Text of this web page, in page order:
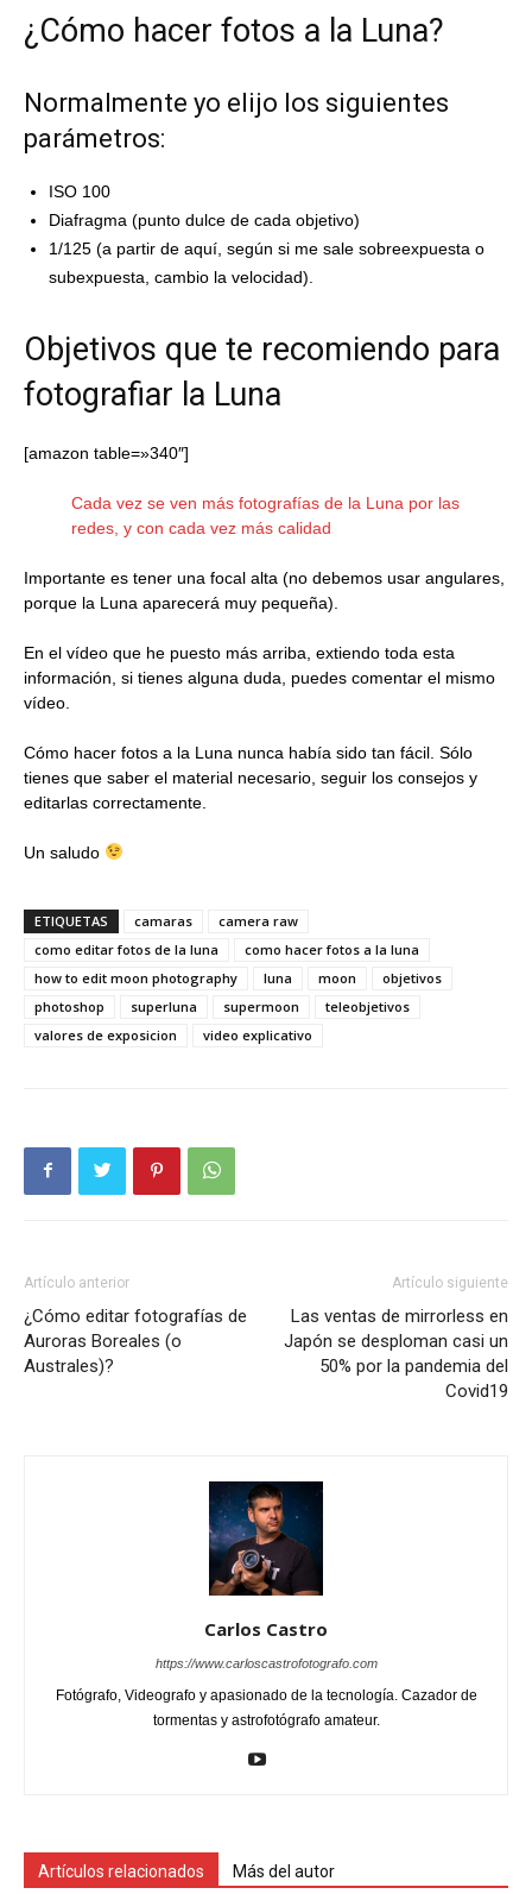
¿Cómo hacer fotos a la Luna?
Normalmente yo elijo los siguientes
parámetros:
ISO 100
Diafragma (punto dulce de cada objetivo)
1/125 (a partir de aquí, según si me sale sobreexpuesta o
subexpuesta, cambio la velocidad).
Objetivos que te recomiendo para
fotografiar la Luna
[amazon table=»340″]
Cada vez se ven más fotografías de la Luna por las
redes, y con cada vez más calidad
Importante es tener una focal alta (no debemos usar angulares,
porque la Luna aparecerá muy pequeña).
En el vídeo que he puesto más arriba, extiendo toda esta
información, si tienes alguna duda, puedes comentar el mismo
vídeo.
Cómo hacer fotos a la Luna nunca había sido tan fácil. Sólo
tienes que saber el material necesario, seguir los consejos y
editarlas correctamente.
Un saludo
ETIQUETAS camaras
camera raw
como editar fotos de la luna
como hacer fotos a la luna
how to edit moon photography
luna moon
objetivos
photoshop
superluna supermoon
teleobjetivos
valores de exposicion
video explicativo
Artículo anterior
¿Cómo editar fotografías de
Auroras Boreales (o
Australes)?
Artículo siguiente
Las ventas de mirrorless en
Japón se desploman casi un
50% por la pandemia del
Covid19
Carlos Castro
https://www.carloscastrofotografo.com
Fotógrafo, Videografo y apasionado de la tecnología. Cazador de
tormentas y astrofotógrafo amateur.
Artículos relacionados Más del autor